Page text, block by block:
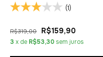
(1)
R$319,00 R$159,90
3 x de R$53,30 sem juros